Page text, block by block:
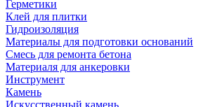
Герметики
Клей для плитки
Гидроизоляция
Материалы для подготовки оснований
Смесь для ремонта бетона
Материаля для анкеровки
Инструмент
Камень
Искусственный камень